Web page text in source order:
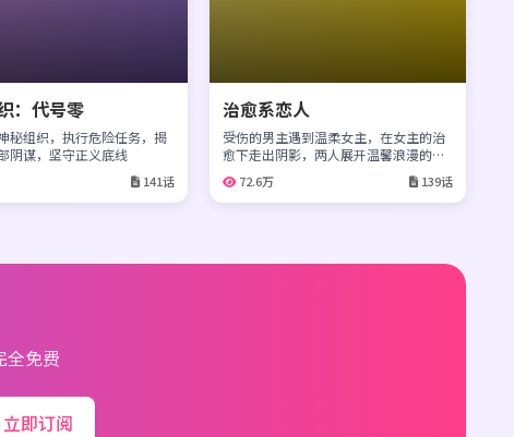
：代号零
秘组织，执行危险任务，揭
阴谋，坚守正义底线
141话
治愈系恋人
受伤的男主遇到温柔女主，在女主的治
愈下走出阴影，两人展开温馨浪漫的爱
72.6万 139话
全免费
立即订阅